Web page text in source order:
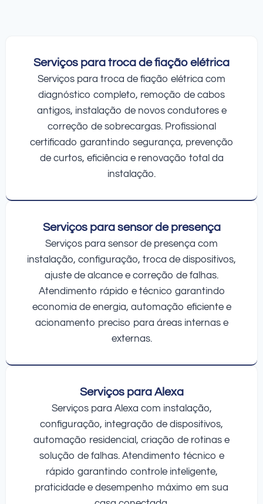
Serviços para troca de fiação elétrica
Serviços para troca de fiação elétrica com
diagnóstico completo, remoção de cabos
antigos, instalação de novos condutores e
correção de sobrecargas. Profissional
certificado garantindo segurança, prevenção
de curtos, eficiência e renovação total da
instalação.
Serviços para sensor de presença
Serviços para sensor de presença com
instalação, configuração, troca de dispositivos,
ajuste de alcance e correção de falhas.
Atendimento rápido e técnico garantindo
economia de energia, automação eficiente e
acionamento preciso para áreas internas e
externas.
Serviços para Alexa
Serviços para Alexa com instalação,
configuração, integração de dispositivos,
automação residencial, criação de rotinas e
solução de falhas. Atendimento técnico e
rápido garantindo controle inteligente,
praticidade e desempenho máximo em sua